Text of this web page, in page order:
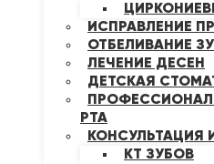
ИСПРАВЛЕНИЕ
ОТБЕЛИВАНИЕ
ЛЕЧЕНИЕ ДЕСЕН
ДЕТСКАЯ
РТА
КОНСУЛЬТАЦИЯ
КТ ЗУБОВ